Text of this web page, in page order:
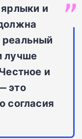
и
лучше
и
это
согласия